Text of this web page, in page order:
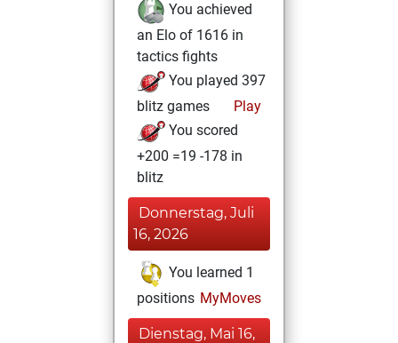
You achieved
an Elo of 1616 in
tactics fights
You played 397
blitz games
Play
You scored
+200 =19 -178 in
blitz
Donnerstag, Juli
16, 2026
You learned 1
positions MyMoves
Dienstag, Mai 16,